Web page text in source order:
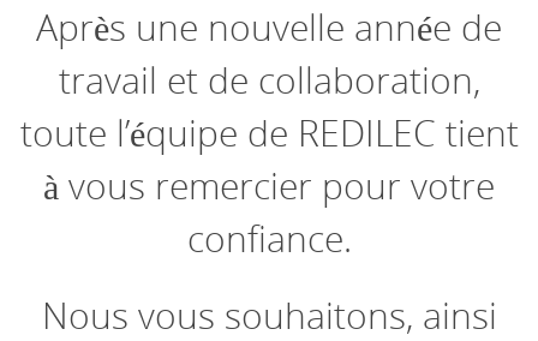
Après une nouvelle année de
travail et de collaboration,
toute l’équipe de REDILEC tient
à vous remercier pour votre
confiance.
Nous vous souhaitons, ainsi